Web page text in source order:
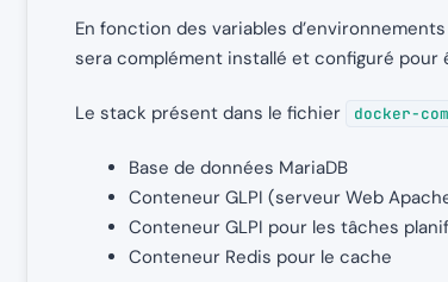
En fonction des variables
sera complément installé et configuré pour
Le stack présent dans le fichier docker-
Base de données MariaDB
Conteneur GLPI (serveur Web
Conteneur GLPI pour les tâches
Conteneur Redis pour le cache